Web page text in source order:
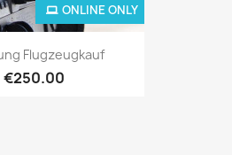
Flugzeugkauf
€250.00
ONLINE ONLY